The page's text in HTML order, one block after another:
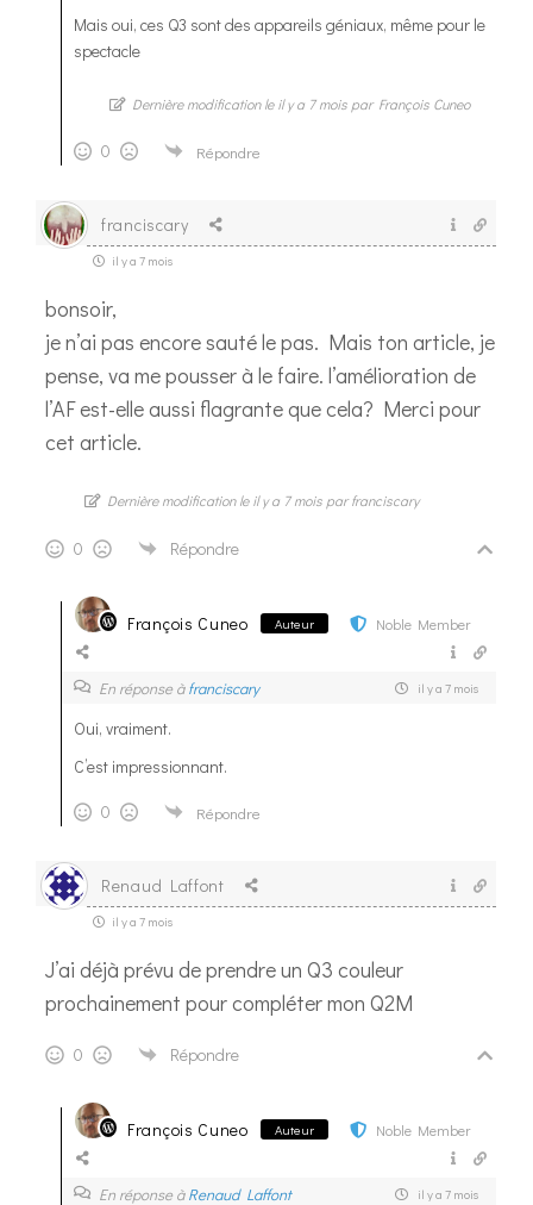
Mais oui, ces Q3 sont des appareils géniaux, même pour le
spectacle
Dernière modification le il y a 7 mois par François Cuneo
0 Répondre
franciscary
il y a 7 mois
bonsoir,
je n’ai pas encore sauté le pas. Mais ton article, je
pense, va me pousser à le faire. l’amélioration de
l’AF est-elle aussi flagrante que cela? Merci pour
cet article.
Dernière modification le il y a 7 mois par franciscary
0 Répondre
François Cuneo Auteur Noble Member
En réponse àfranciscary il y a 7 mois
Oui, vraiment.
C’est impressionnant.
0
Répondre
Renaud Laffont
il y a 7 mois
J’ai déjà prévu de prendre un Q3 couleur
prochainement pour compléter mon Q2M
0 Répondre
François Cuneo Auteur Noble Member
En réponse àRenaud Laffont il y a 7 mois